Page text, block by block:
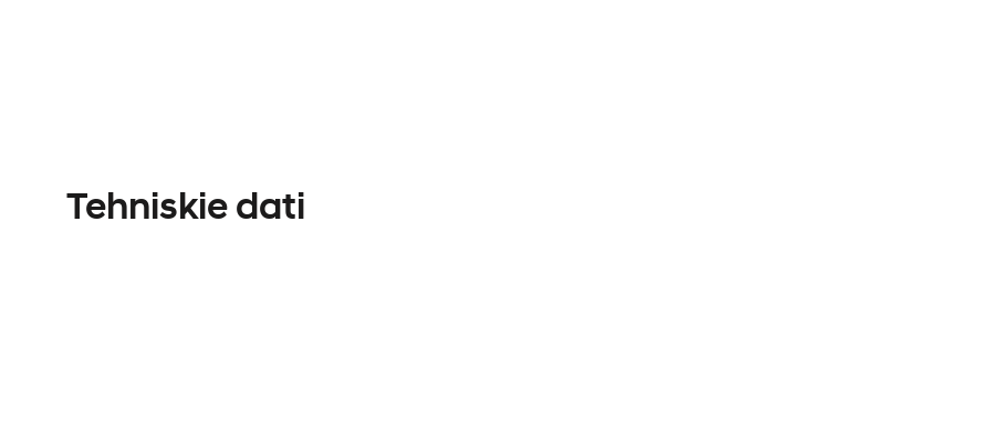
Tehniskie dati